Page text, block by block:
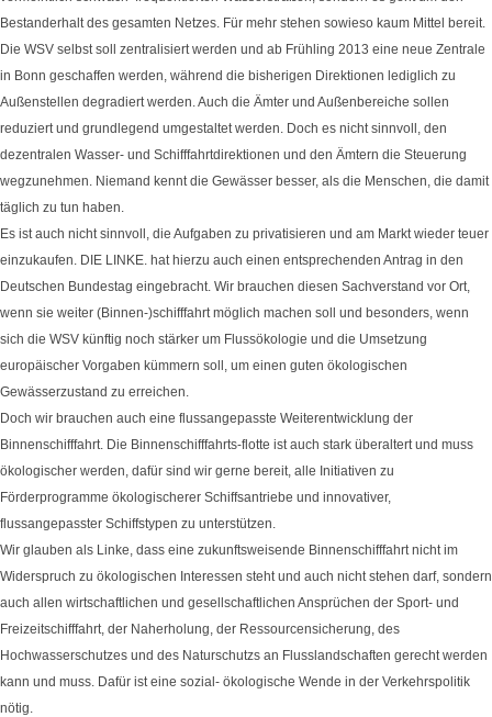
Bestanderhalt des gesamten Netzes. Für mehr stehen sowieso kaum Mittel bereit.
Die WSV selbst soll zentralisiert werden und ab Frühling 2013 eine neue Zentrale
in Bonn geschaffen werden, während die bisherigen Direktionen lediglich zu
Außenstellen degradiert werden. Auch die Ämter und Außenbereiche sollen
reduziert und grundlegend umgestaltet werden. Doch es nicht sinnvoll, den
dezentralen Wasser- und Schifffahrtdirektionen und den Ämtern die Steuerung
wegzunehmen. Niemand kennt die Gewässer besser, als die Menschen, die damit
täglich zu tun haben.
Es ist auch nicht sinnvoll, die Aufgaben zu privatisieren und am Markt wieder teuer
einzukaufen. DIE LINKE. hat hierzu auch einen entsprechenden Antrag in den
Deutschen Bundestag eingebracht. Wir brauchen diesen Sachverstand vor Ort,
wenn sie weiter (Binnen-)schifffahrt möglich machen soll und besonders, wenn
sich die WSV künftig noch stärker um Flussökologie und die Umsetzung
europäischer Vorgaben kümmern soll, um einen guten ökologischen
Gewässerzustand zu erreichen.
Doch wir brauchen auch eine flussangepasste Weiterentwicklung der
Binnenschifffahrt. Die Binnenschifffahrts-flotte ist auch stark überaltert und muss
ökologischer werden, dafür sind wir gerne bereit, alle Initiativen zu
Förderprogramme ökologischerer Schiffsantriebe und innovativer,
flussangepasster Schiffstypen zu unterstützen.
Wir glauben als Linke, dass eine zukunftsweisende Binnenschifffahrt nicht im
Widerspruch zu ökologischen Interessen steht und auch nicht stehen darf, sondern
auch allen wirtschaftlichen und gesellschaftlichen Ansprüchen der Sport- und
Freizeitschifffahrt, der Naherholung, der Ressourcensicherung, des
Hochwasserschutzes und des Naturschutzs an Flusslandschaften gerecht werden
kann und muss. Dafür ist eine sozial- ökologische Wende in der Verkehrspolitik
nötig.